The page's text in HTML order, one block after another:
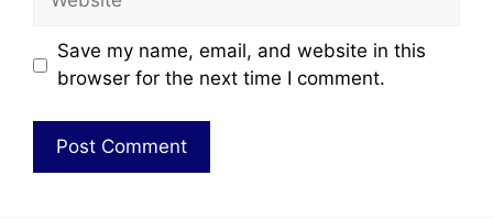
Save my name, email, and website in this
browser for the next time I comment.